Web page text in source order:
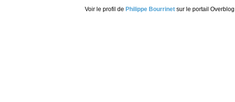
Voir le profil de Philippe Bourrinetsur le portail Overblog